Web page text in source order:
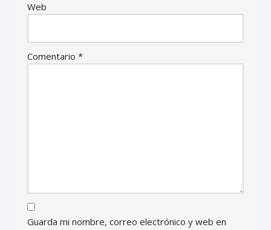
Web
Comentario *
Guarda mi nombre, correo electrónico y web en